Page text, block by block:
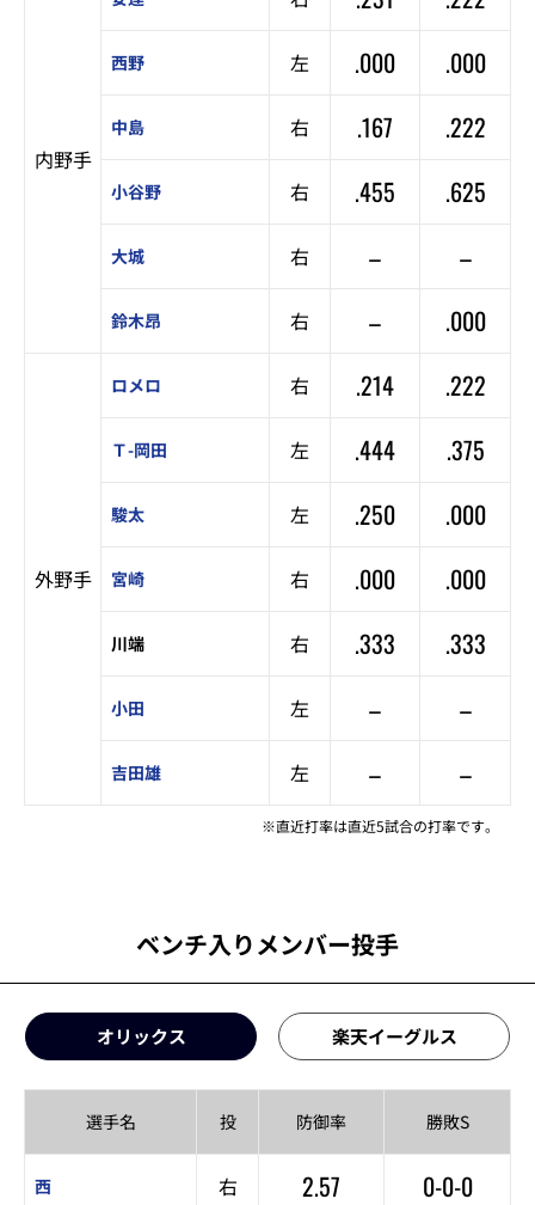
内野手
西野 左 .000 .000
中島 右 .167 .222
小谷野 右 .455 .625
大城 右 – –
鈴木昂 右 – .000
外野手
ロメロ 右 .214 .222
Ｔ-岡田 左 .444 .375
駿太 左 .250 .000
宮崎 右 .000 .000
川端 右 .333 .333
小田 左 – –
吉田雄 左 – –
※直近打率は直近5試合の打率です。
ベンチ入りメンバー投手
オリックス 楽天イーグルス
選手名 投 防御率 勝敗S
西 右 2.57 0-0-0